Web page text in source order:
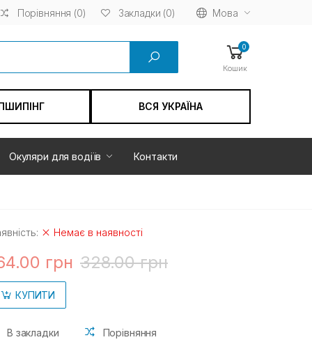
Порівняння (0) Закладки (0) Мова
0
Кошик
ВСЯ УКРАЇНА
Окуляри для водіїв Контакти
Немає в наявності
грн 328.00 грн
КУПИТИ
В закладки Порівняння